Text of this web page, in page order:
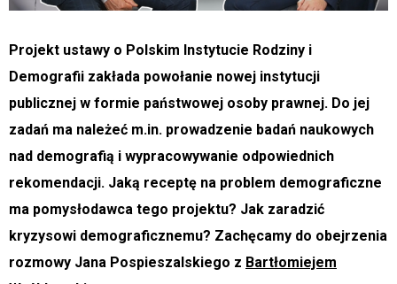
Projekt ustawy o Polskim Instytucie Rodziny i
Demografii zakłada powołanie nowej instytucji
publicznej w formie państwowej osoby prawnej. Do jej
zadań ma należeć m.in. prowadzenie badań naukowych
nad demografią i wypracowywanie odpowiednich
rekomendacji. Jaką receptę na problem demograficzne
ma pomysłodawca tego projektu? Jak zaradzić
kryzysowi demograficznemu? Zachęcamy do obejrzenia
rozmowy Jana Pospieszalskiego z Bartłomiejem